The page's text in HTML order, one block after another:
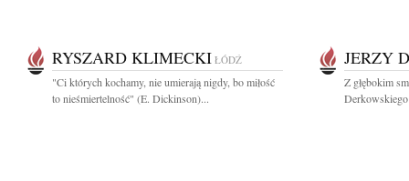
RYSZARD KLIMECKI ŁÓDŹ
"Ci których kochamy, nie umierają nigdy, bo miłość
to nieśmiertelność" (E. Dickinson)...
JERZY
Z głębokim